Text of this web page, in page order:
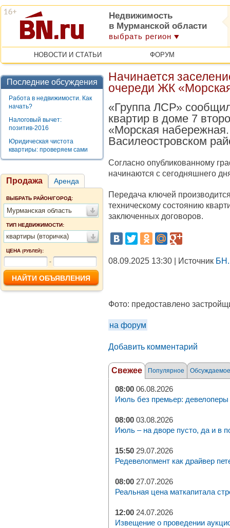
Недвижимость
в Мурманской области
выбрать регион
НОВОСТИ И СТАТЬИ ФОРУМ
Последние обсуждения
Работа в недвижимости. Как
начать?
Налоговый вычет:
позитив-2016
Юридическая чистота
квартиры: проверяем сами
Продажа Аренда
ВЫБРАТЬ РАЙОН/ГОРОД:
Мурманская область
ТИП НЕДВИЖИМОСТИ:
квартиры (вторичка)
ЦЕНА (РУБЛЕЙ):
-
Начинается
очереди ЖК
«Группа ЛСР»
квартир в доме 7
«Морская
Василеостровском
Согласно опубликованному
начинаются с сегодняшнего
Передача ключей
техническому состоянию
заключенных договоров.
08.09.2025 13:30 | Источник
Фото: предоставлено
на форум
Добавить комментарий
Свежее Популярное Обсуждаемое
08:00 06.08.2026
Июль без премьер: девелоперы
08:00 03.08.2026
Июль – на дворе пусто, да и в
15:50 29.07.2026
Редевелопмент как драйвер
08:00 27.07.2026
Реальная цена маткапитала
12:00 24.07.2026
Извещение о проведении